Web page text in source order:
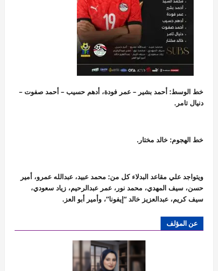
خط الوسط: أحمد بشير – عمر فودة، أدهم حسيب – أحمد صفوت –
دنيال تامر.
خط الهجوم: خالد مختار.
ويتواجد علي مقاعد البدلاء كل من: محمد عبيد، عبدالله عمرو، أمير
حسن، سيف المهدي، محمد نور، عمر عبدالرحيم، زياد سعودي،
سيف كريم، عبدالعزيز خالد “إيفونا”، وأمير أبو العز.
عن المؤلف